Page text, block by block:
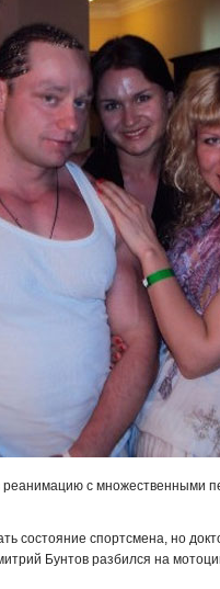
с множественными
состояние спортсмена, но
Бунтов разбился на